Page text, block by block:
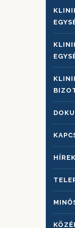
HÍREK